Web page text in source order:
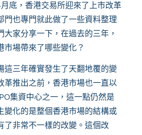
底，香港交易所迎來了上市改革
門也專門就此做了一些資料整理
大家分享一下，在過去的三年，
市場帶來了哪些變化？
這三年確實發生了天翻地覆的變
革推出之前，香港市場也一直以
集資中心之一 ，這一點仍然是
變化的是整個香港市場的結構或
了非常不一樣的改變。這個改